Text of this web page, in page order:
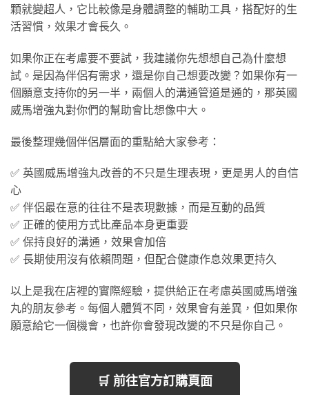
顆就變超人，它比較像是身體調整的輔助工具，搭配好的生
活習慣，效果才會長久。
如果你正在考慮要不要試，我建議你先想想自己為什麼想
試。是因為伴侶有需求，還是你自己想要改變？如果你有一
個願意支持你的另一半，兩個人的溝通管道是通的，那英國
威馬增強丸對你們的幫助會比想像中大。
最後整理幾個伴侶層面的重點給大家參考：
✅ 英國威馬增強丸改善的不只是生理表現，更是男人的自信
心
✅ 伴侶最在意的往往不是表現數據，而是互動的品質
✅ 正確的使用方式比產品本身更重要
✅ 保持良好的溝通，效果會加倍
✅ 長期使用沒有依賴問題，但配合健康作息效果更持久
以上是我在店裡的實際經驗，提供給正在考慮英國威馬增強
丸的朋友參考。每個人體質不同，效果會有差異，但如果你
願意給它一個機會，也許你會發現改變的不只是你自己。
🛒 前往官方訂購頁面